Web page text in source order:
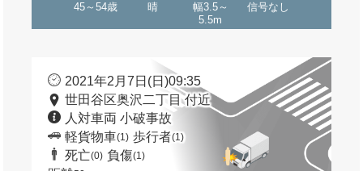
45～54歳 晴
幅3.5～
5.5m
信号なし
2021年2月7日(日)09:35
世田谷区奥沢二丁目 付近
人対車両 小破事故
軽貨物車(1) 歩行者(1)
死亡(0) 負傷(1)